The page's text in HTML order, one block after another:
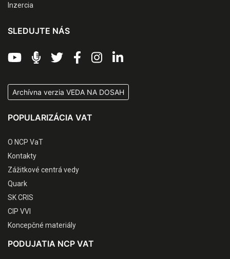
Inzercia
SLEDUJTE NÁS
Archívna verzia VEDA NA DOSAH
POPULARIZÁCIA VAT
O NCP VaT
Kontakty
Zážitkové centrá vedy
Quark
SK CRIS
CIP VVI
Koncepčné materiály
PODUJATIA NCP VAT